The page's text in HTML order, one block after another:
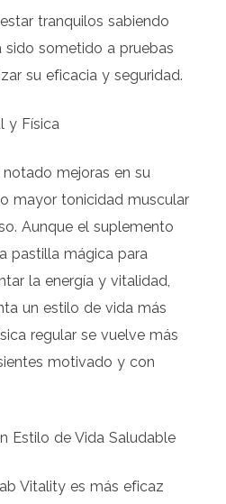
tranquilos sabiendo
sometido a pruebas
su eficacia y seguridad.
y Física
mejoras en su
mayor tonicidad muscular
Aunque el suplemento
pastilla mágica para
la energía y vitalidad,
un estilo de vida más
regular se vuelve más
motivado y con
Estilo de Vida Saludable
Vitality es más eficaz